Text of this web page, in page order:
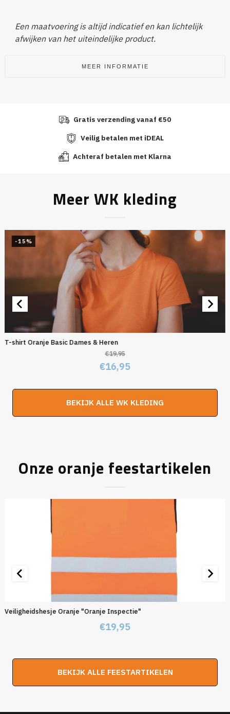
Een maatvoering is altijd indicatief en kan lichtelijk
afwijken van het uiteindelijke product.
MEER INFORMATIE
Gratis verzending vanaf €50
Veilig betalen met iDEAL
Achteraf betalen met Klarna
Meer WK kleding
-15%
T-shirt Oranje Basic Dames & Heren
€19,95
Oorspronkelijke
€16,95Huidige
BEKIJK ALLE WK KLEDING
Onze oranje feestartikelen
Veiligheidshesje Oranje "Oranje Inspectie"
€19,95
BEKIJK ALLE FEESTARTIKELEN